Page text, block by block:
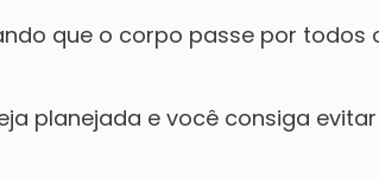
que o corpo passe por todos
planejada e você consiga evitar